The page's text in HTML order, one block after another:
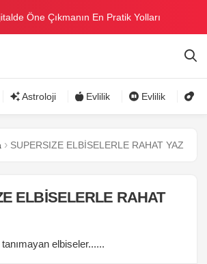
Öne Çıkmanın En Pratik Yolları
Reynmen Miami’de tatilde
Astroloji Evlilik Evlilik
SUPERSIZE ELBİSELERLE RAHAT YAZ
ELBİSELERLE RAHAT
tanımayan elbiseler......